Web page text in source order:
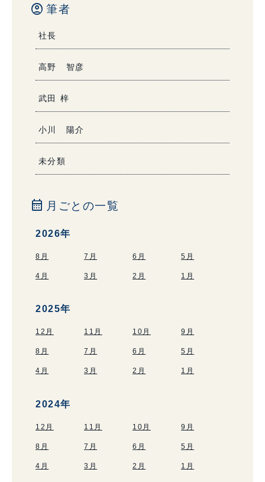
account_circle 筆者
社長
高野 智彦
武田 梓
小川 陽介
未分類
calendar_month 月ごとの一覧
2026年
8月 7月 6月 5月
4月 3月 2月 1月
2025年
12月 11月 10月 9月
8月 7月 6月 5月
4月 3月 2月 1月
2024年
12月 11月 10月 9月
8月 7月 6月 5月
4月 3月 2月 1月